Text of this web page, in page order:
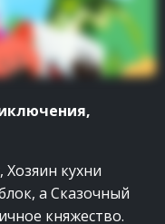
Хозяин кухни
а Сказочный
княжество.